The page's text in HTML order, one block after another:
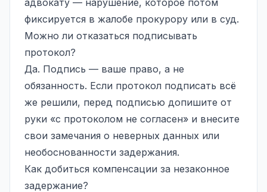
фиксируется в жалобе прокурору или в суд.
Можно ли отказаться подписывать
протокол?
Да. Подпись — ваше право, а не
обязанность. Если протокол подписать всё
же решили, перед подписью допишите от
руки «с протоколом не согласен» и внесите
свои замечания о неверных данных или
необоснованности задержания.
Как добиться компенсации за незаконное
задержание?